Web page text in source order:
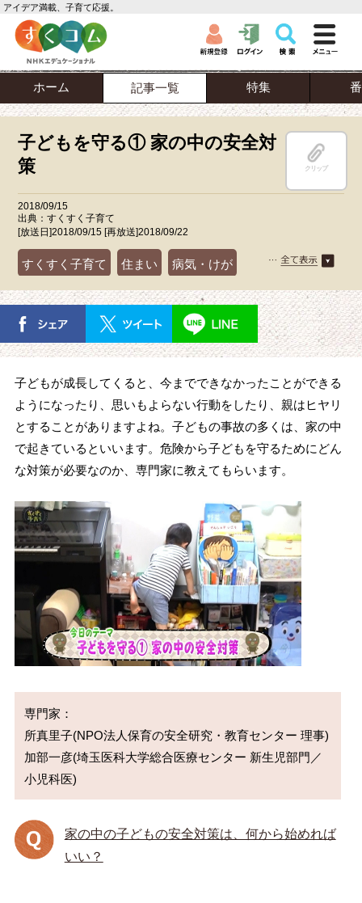
アイデア満載、子育て応援。
ホーム 記事一覧 特集
子どもを守る① 家の中の安全対
策
クリップ
2018/09/15
出典：すくすく子育て
[放送日]2018/09/15 [再放送]2018/09/22
すくすく子育て 住まい 病気・けが
子どもが成長してくると、今までできなかったことができる
ようになったり、思いもよらない行動をしたり、親はヒヤリ
とすることがありますよね。子どもの事故の多くは、家の中
で起きているといいます。危険から子どもを守るためにどん
な対策が必要なのか、専門家に教えてもらいます。
専門家：
所真里子(NPO法人保育の安全研究・教育センター 理事)
加部一彦(埼玉医科大学総合医療センター 新生児部門／
家の中の子どもの安全対策は、何から始めれば
いい？